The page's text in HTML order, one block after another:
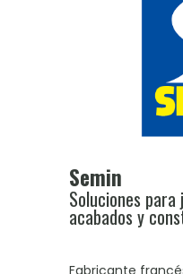
Semin
Soluciones para
acabados y